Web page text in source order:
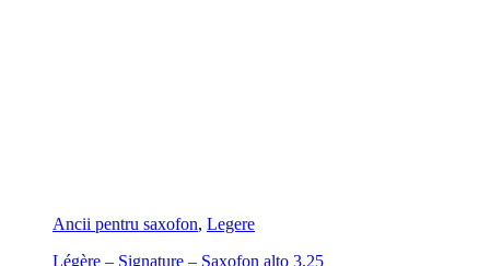
Ancii pentru saxofon, Legere
Légère – Signature – Saxofon alto 3.25